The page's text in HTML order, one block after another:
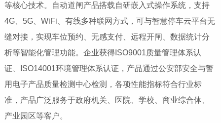
等核心技术。自动道闸产品搭载自研嵌入式操作系统，支持
4G、5G、WiFi、有线多种联网方式，可与智慧停车云平台无
缝对接，实现车位预约、无感支付、远程开闸、数据统计分
析等智能化管理功能。企业获得ISO9001质量管理体系认
证、ISO14001环境管理体系认证，产品通过公安部安全与警
用电子产品质量检测中心检测，各项性能指标符合行业标
准，产品广泛服务于政府机关、医院、学校、商业综合体、
产业园区等客户。